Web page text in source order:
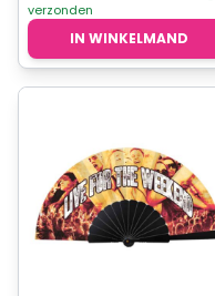
verzonden
IN WINKELMAND